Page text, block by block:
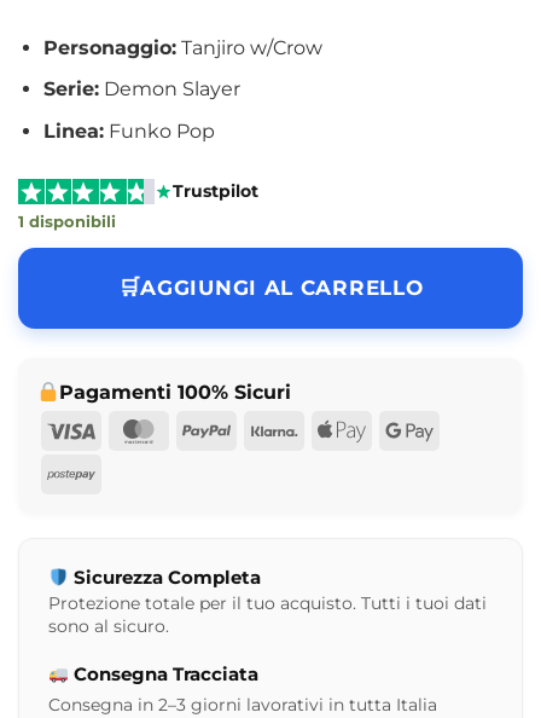
Personaggio:Tanjiro w/Crow
Serie:Demon Slayer
Linea:Funko Pop
Trustpilot
1 disponibili
AGGIUNGI AL CARRELLO
Pagamenti 100% Sicuri
Visa
MasterCard
PayPalKlarna Apple Google
Postepay
Sicurezza Completa
Protezione totale per il tuo acquisto. Tutti i tuoi dati
sono al sicuro.
Consegna Tracciata
Consegna in 2–3 giorni lavorativi in tutta Italia